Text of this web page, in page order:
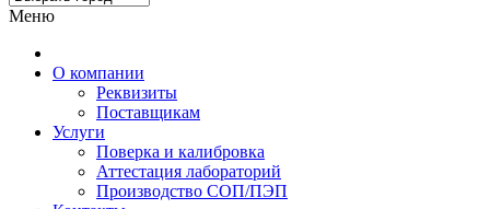
Меню
О компании
Реквизиты
Поставщикам
Услуги
Поверка и калибровка
Аттестация лабораторий
Производство СОП/ПЭП